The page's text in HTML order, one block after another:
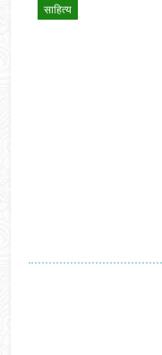
साहित्य